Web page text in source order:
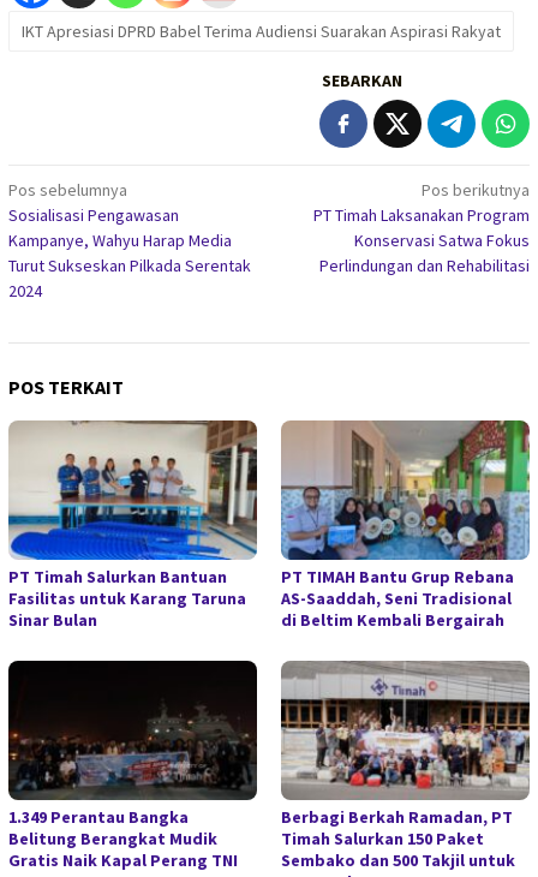
IKT Apresiasi DPRD Babel Terima Audiensi Suarakan Aspirasi Rakyat
SEBARKAN
Navigasi
pos
Pos sebelumnya
Sosialisasi Pengawasan
Kampanye, Wahyu Harap Media
Turut Sukseskan Pilkada Serentak
2024
Pos berikutnya
PT Timah Laksanakan Program
Konservasi Satwa Fokus
Perlindungan dan Rehabilitasi
POS TERKAIT
PT Timah Salurkan Bantuan
Fasilitas untuk Karang Taruna
Sinar Bulan
PT TIMAH Bantu Grup Rebana
AS-Saaddah, Seni Tradisional
di Beltim Kembali Bergairah
1.349 Perantau Bangka
Belitung Berangkat Mudik
Gratis Naik Kapal Perang TNI
Berbagi Berkah Ramadan, PT
Timah Salurkan 150 Paket
Sembako dan 500 Takjil untuk